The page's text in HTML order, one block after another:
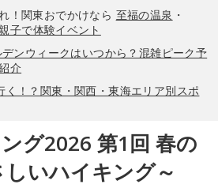
！関東おでかけなら 至福の温泉 ・
子で体験イベント
ンウィークはいつから？混雑ピーク予
介
く！？関東・関西・東海エリア別スポ
グ2026 第1回 春の
いハイキング～